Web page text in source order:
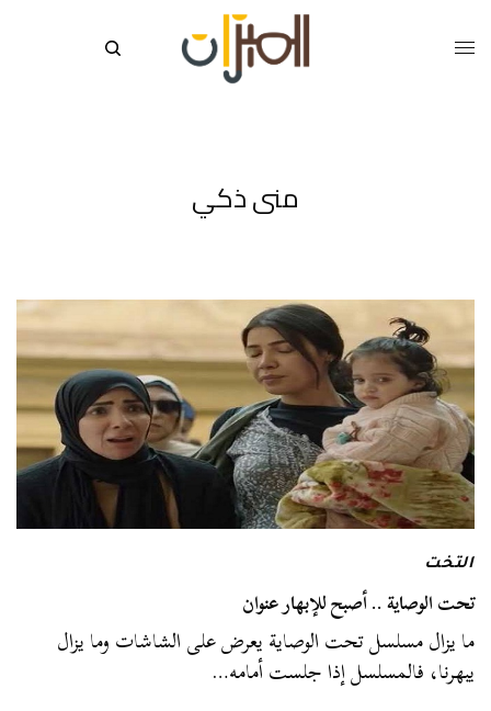
منى ذكي
التخت
تحت الوصاية .. أصبح للإبهار عنوان
ما يزال مسلسل تحت الوصاية يعرض على الشاشات وما يزال
يبهرنا، فالمسلسل إذا جلست أمامه…